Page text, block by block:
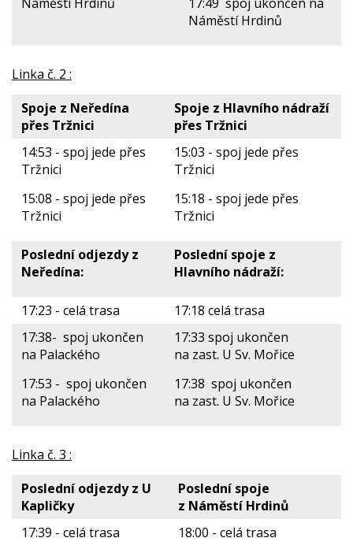
Náměstí Hrdinů
Linka č. 2 :
Spoje z Neředína
přes Tržnici
Spoje z Hlavního nádraží
přes Tržnici
14:53 - spoj jede přes
Tržnici
15:08 - spoj jede přes
Tržnici
15:03 - spoj jede přes
Tržnici
15:18 - spoj jede přes
Tržnici
Poslední odjezdy z
Neředína:
Poslední spoje z
Hlavního nádraží:
17:23 - celá trasa
17:18 celá trasa
17:38- spoj ukončen
na Palackého
17:53 - spoj ukončen
na Palackého
17:33 spoj ukončen
na zast. U Sv. Mořice
17:38 spoj ukončen
na zast. U Sv. Mořice
Linka č. 3 :
Poslední odjezdy z U
Kapličky
Poslední spoje
z Náměstí Hrdinů
17:39 - celá trasa
18:00 - celá trasa